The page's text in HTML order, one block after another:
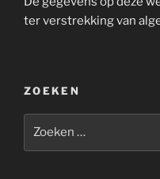
ter verstrekking van
ZOEKEN